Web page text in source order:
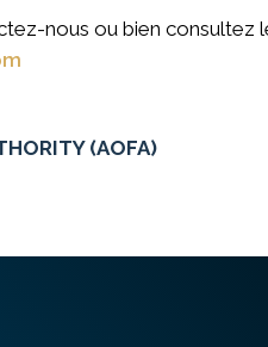
nous ou bien consultez
(AOFA)